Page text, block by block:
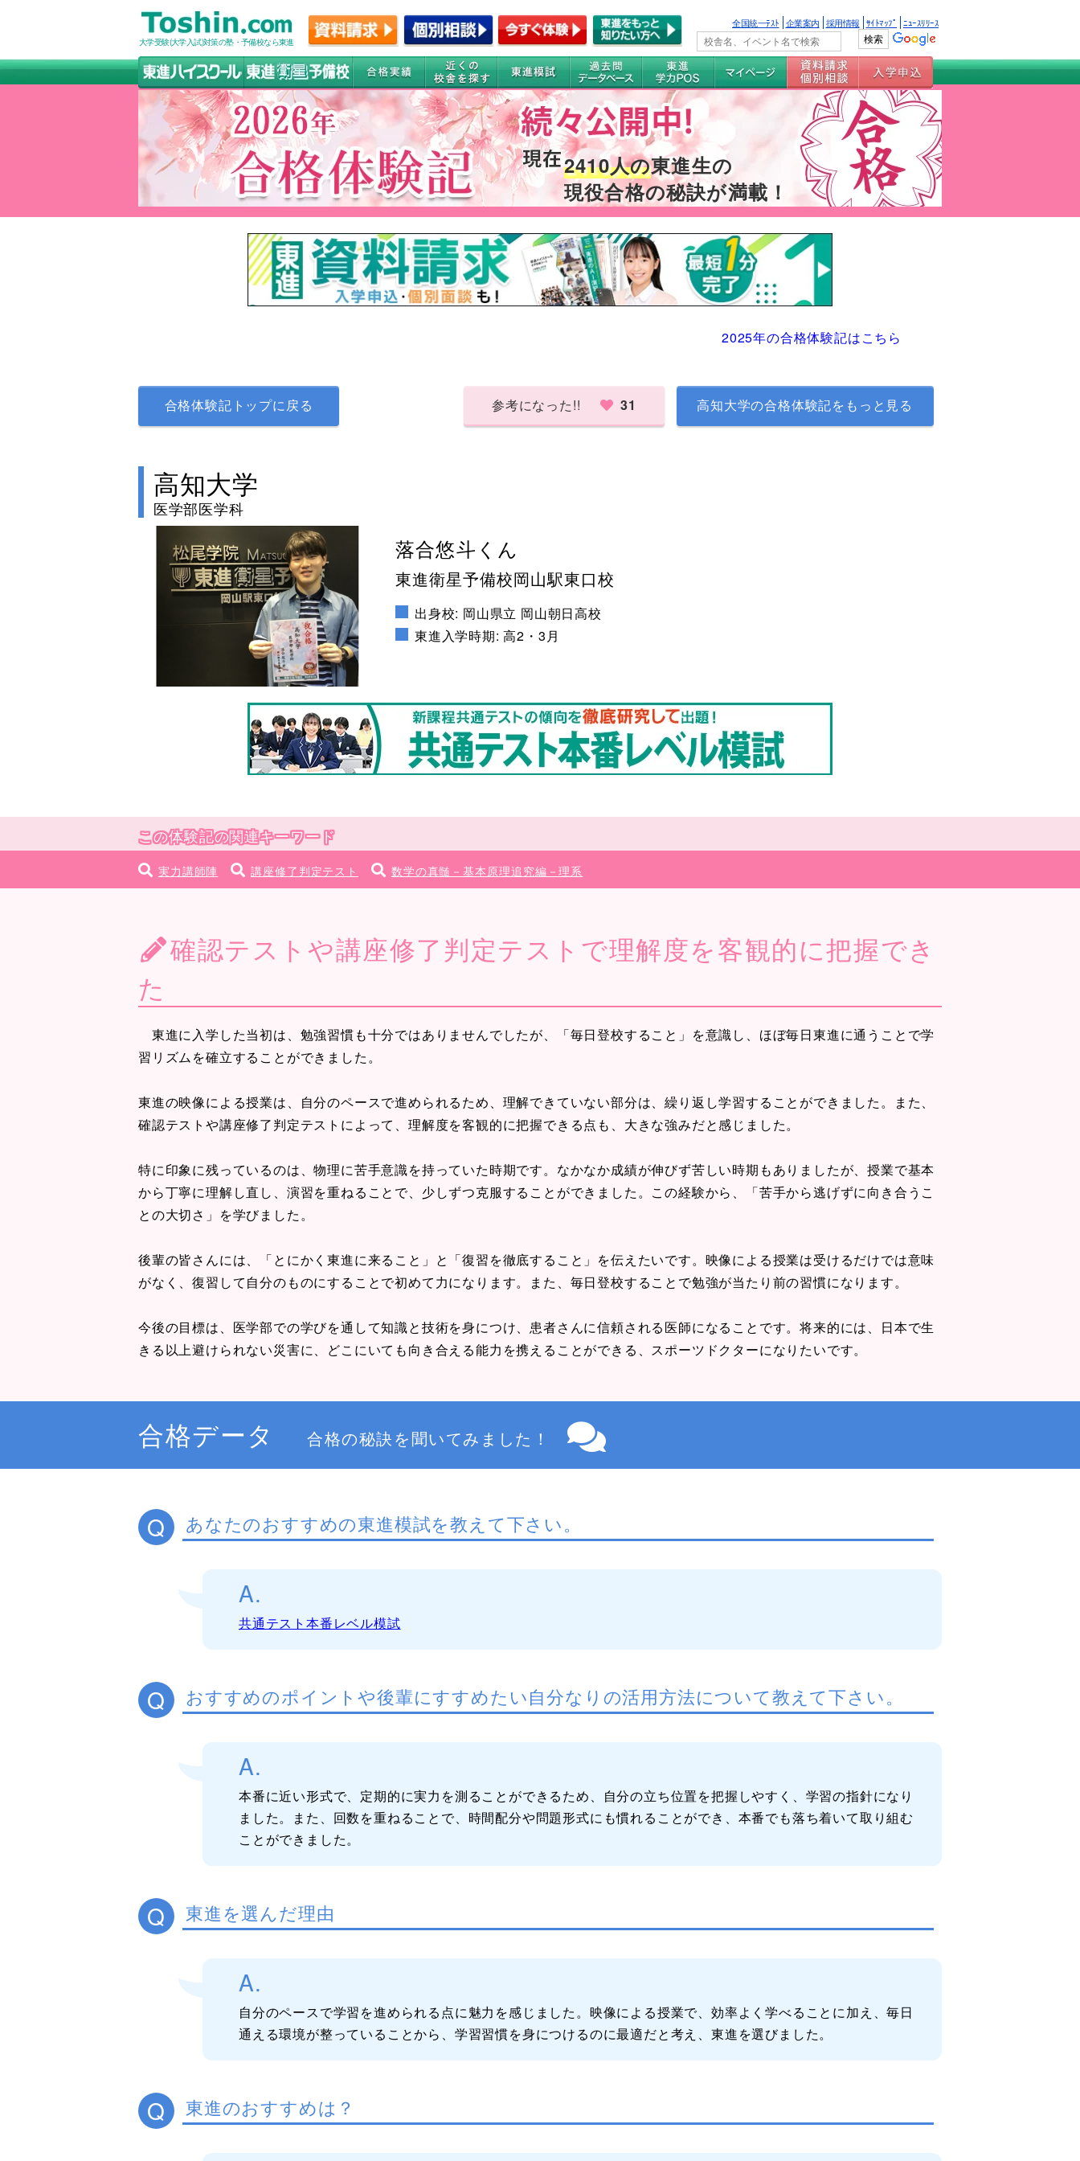
大学受験(大学入試)対策の塾・予備校なら東進
全国統一ﾃｽﾄ 企業案内 採用情報 ｻｲﾄﾏｯﾌﾟ ﾆｭｰｽﾘﾘｰｽ
2410人の東進生の
現役合格の秘訣が満載！
2025年の合格体験記はこちら
合格体験記トップに戻る 参考になった!! 31 高知大学の合格体験記をもっと見る
高知大学
医学部医学科
no image
落合悠斗くん
東進衛星予備校岡山駅東口校
出身校: 岡山県立 岡山朝日高校
東進入学時期: 高2・3月
この体験記の関連キーワード
実力講師陣 講座修了判定テスト 数学の真髄－基本原理追究編－理系
確認テストや講座修了判定テストで理解度を客観的に把握でき
た
東進に入学した当初は、勉強習慣も十分ではありませんでしたが、「毎日登校すること」を意識し、ほぼ毎日東進に通うことで学
習リズムを確立することができました。
東進の映像による授業は、自分のペースで進められるため、理解できていない部分は、繰り返し学習することができました。また、
確認テストや講座修了判定テストによって、理解度を客観的に把握できる点も、大きな強みだと感じました。
特に印象に残っているのは、物理に苦手意識を持っていた時期です。なかなか成績が伸びず苦しい時期もありましたが、授業で基本
から丁寧に理解し直し、演習を重ねることで、少しずつ克服することができました。この経験から、「苦手から逃げずに向き合うこ
との大切さ」を学びました。
後輩の皆さんには、「とにかく東進に来ること」と「復習を徹底すること」を伝えたいです。映像による授業は受けるだけでは意味
がなく、復習して自分のものにすることで初めて力になります。また、毎日登校することで勉強が当たり前の習慣になります。
今後の目標は、医学部での学びを通して知識と技術を身につけ、患者さんに信頼される医師になることです。将来的には、日本で生
きる以上避けられない災害に、どこにいても向き合える能力を携えることができる、スポーツドクターになりたいです。
合格データ 合格の秘訣を聞いてみました！
Q あなたのおすすめの東進模試を教えて下さい。
A.
共通テスト本番レベル模試
Q おすすめのポイントや後輩にすすめたい自分なりの活用方法について教えて下さい。
A.
本番に近い形式で、定期的に実力を測ることができるため、自分の立ち位置を把握しやすく、学習の指針になり
ました。また、回数を重ねることで、時間配分や問題形式にも慣れることができ、本番でも落ち着いて取り組む
ことができました。
Q 東進を選んだ理由
A.
自分のペースで学習を進められる点に魅力を感じました。映像による授業で、効率よく学べることに加え、毎日
通える環境が整っていることから、学習習慣を身につけるのに最適だと考え、東進を選びました。
Q 東進のおすすめは？